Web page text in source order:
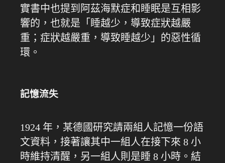
實書中也提到阿茲海默症和睡眠是互相影
響的，也就是「睡越少，導致症狀越嚴
重；症狀越嚴重，導致睡越少」的惡性循
環。
記憶流失
1924 年，某德國研究請兩組人記憶一份語
文資料，接著讓其中一組人在接下來 8 小
時維持清醒，另一組人則是睡 8 小時。結